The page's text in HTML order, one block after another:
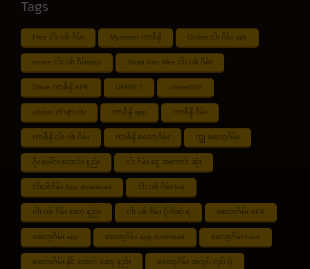
Tags
Free ငါး ပစ် ဂိမ်း Myanmar ကာစီနို Online ငါး ဂိမ်း apk
online ငါး ပစ် ဂိမ်းapp Shan Koe Mee ငါး ပစ် ဂိမ်း
Shwe ကာစီနို APK UFABET ufabet888
ufabet เข้าสู่ระบบ ကာစီနို app ကာစီနို ဂိမ်း
ကာစီနို ငါး ပစ် ဂိမ်း ကာစီနို စလော့ဂိမ်း ကျွဲ စလော့ဂိမ်း
ဂိုး ပေါင်း လောင်း နည်း ငါး ဂိမ်း ငွေ အကောင် ဆုံး
ငါးပစ်ဂိမ်း App download ငါး ပစ် ဂိမ်း link
ငါး ပစ် ဂိမ်း ဆော့ နည်း ငါး ပစ် ဂိမ်း ပိုက်ဆံ ရ စလော့ဂိမ်း APK
စလော့ဂိမ်း app စလော့ဂိမ်း app download စလော့ဂိမ်း hack
စလော့ဂိမ်း နိုင် အောင် ဆော့ နည်း စလော့ဂိမ်း အလုပ် လုပ် ပုံ